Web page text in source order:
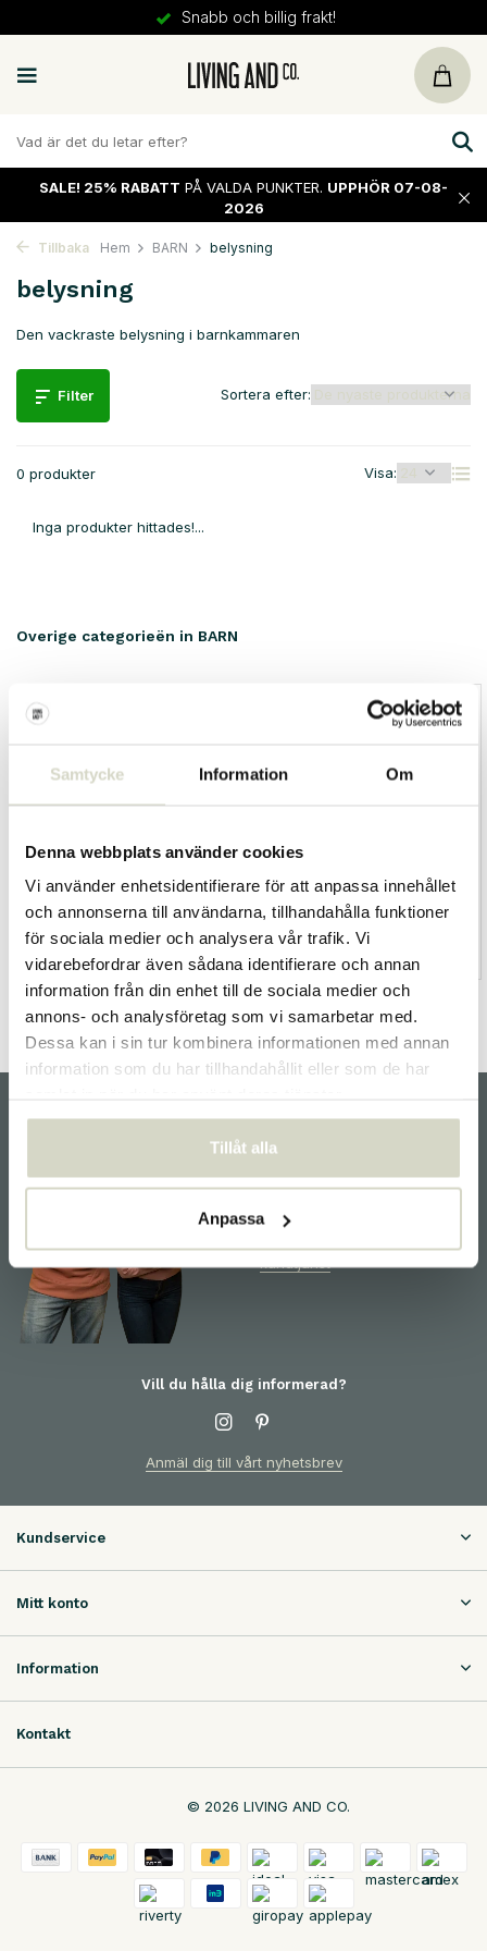
Samtycke Information Om
Denna webbplats använder cookies
Vi använder enhetsidentifierare för att anpassa innehållet
och annonserna till användarna, tillhandahålla funktioner
för sociala medier och analysera vår trafik. Vi
vidarebefordrar även sådana identifierare och annan
information från din enhet till de sociala medier och
annons- och analysföretag som vi samarbetar med.
Dessa kan i sin tur kombinera informationen med annan
information som du har tillhandahållit eller som de har
Tillåt alla
Anpassa
Snabb och billig frakt!
SALE! 25% RABATT PÅ VALDA PUNKTER. UPPHÖR 07-08-
2026
Tillbaka Hem BARN belysning
belysning
Den vackraste belysning i barnkammaren
Filter
0 produkter Visa:
Sortera efter:
Inga produkter hittades!...
Overige categorieën in BARN
kundservice
Vi hjälper dig gärna och är
om produkter eller din
kundtjänst
Vill du hålla dig informerad?
Anmäl dig till vårt nyhetsbrev
Kundservice
Mitt konto
Information
Kontakt
© 2026 LIVING AND CO.